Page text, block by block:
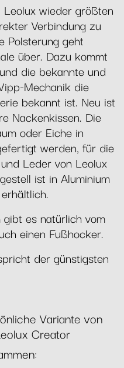
wieder größten
Verbindung zu
Polsterung geht
über. Dazu kommt
die bekannte und
Mechanik die
bekannt ist. Neu ist
Nackenkissen. Die
oder Eiche in
werden, für die
Leder von Leolux
ist in Aluminium
es natürlich vom
einen Fußhocker.
der günstigsten
Variante von
Creator